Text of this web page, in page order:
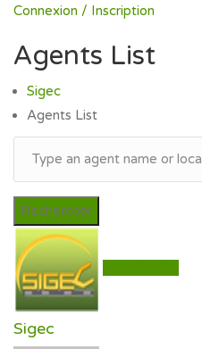
Connexion / Inscription
Agents List
Sigec
Agents List
Rechercher
Sigec